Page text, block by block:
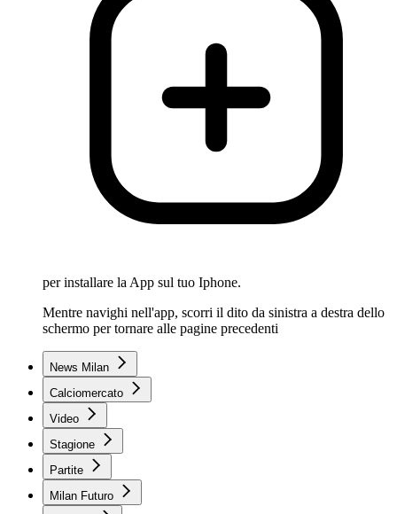
per installare la App sul tuo Iphone.
Mentre navighi nell'app, scorri il dito da sinistra a destra dello
schermo per tornare alle pagine precedenti
News Milan
Calciomercato
Video
Stagione
Partite
Milan Futuro